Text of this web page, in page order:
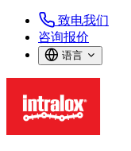
致电我们
咨询报价
语言